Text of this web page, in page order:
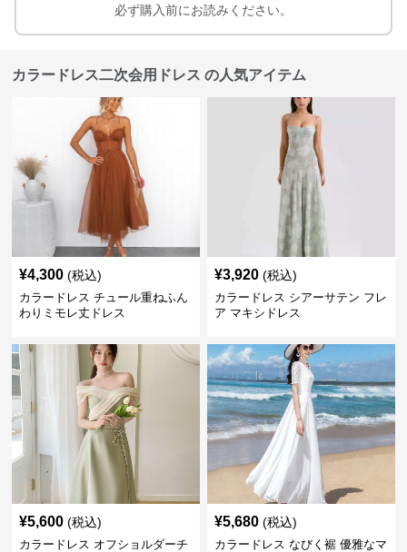
必ず購入前にお読みください。
カラードレス二次会用ドレス の人気アイテム
¥4,300 (税込)
カラードレス チュール重ねふん
わりミモレ丈ドレス
¥3,920 (税込)
カラードレス シアーサテン フレ
ア マキシドレス
¥5,600 (税込)
カラードレス オフショルダーチ
¥5,680 (税込)
カラードレス なびく裾 優雅なマ